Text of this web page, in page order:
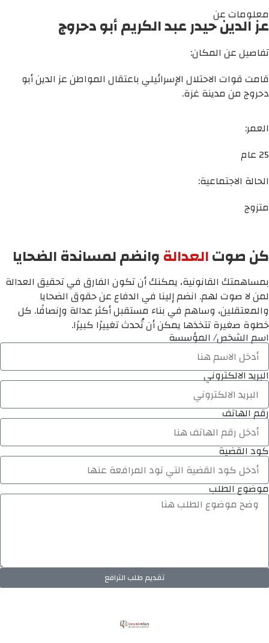
معلومات عن
عز الدين حيدر عبد الكريم أبو دحروج
تفاصيل عن المكان:
قامت قوات الاحتلال الإسرائيلي باعتقال المواطن عز الدين أبو
دحروج من مدينة غزة.
العمر:
25 عام
الحالة الاجتماعية:
متزوج
كن صوتالعدالةوانضم لمساندة الضحايا
بمساهمتك القانونية، يمكنك أن تكون الفارق في تحقيق العدالة
لمن لا صوت لهم. انضم إلينا في الدفاع عن حقوق الضحايا
والمعتقلين، وساهم في بناء مستقبل أكثر عدالة وإنصافًا. كل
خطوة صغيرة تتخذها يمكن أن تُحدث تغييرًا كبيرًا.
اسم الشخص/ المؤسسة
البريد الالكتروني
رقم الهاتف
كود القضية
موضوع الطلب
تقديم طلب الترافع